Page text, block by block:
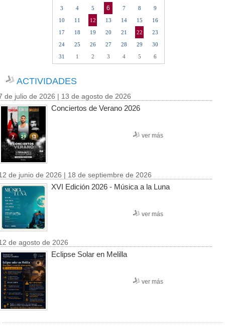
3
4 5 6 7 8
9
10
11 12 13 14 15
16
17
18 19 20 21 22
23
24
25 26 27 28 29
30
31
1 2 3 4 5 6
ACTIVIDADES
de julio de 2026 | 13 de agosto de 2026
Conciertos de Verano 2026
ver más
de junio de 2026 | 18 de septiembre de 2026
XVI Edición 2026 - Música a la Luna
ver más
de agosto de 2026
Eclipse Solar en Melilla
ver más